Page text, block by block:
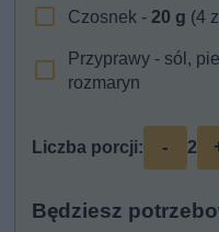
Czosnek -20 g (4
Przyprawy - sól,
rozmaryn
Liczba porcji: - 2
Będziesz